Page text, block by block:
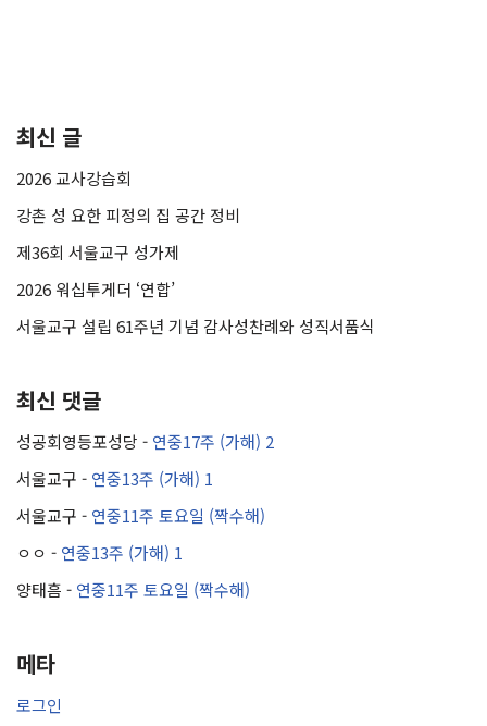
최신 글
2026 교사강습회
강촌 성 요한 피정의 집 공간 정비
제36회 서울교구 성가제
2026 워십투게더 ‘연합’
서울교구 설립 61주년 기념 감사성찬례와 성직서품식
최신 댓글
성공회영등포성당 - 연중17주 (가해) 2
서울교구 - 연중13주 (가해) 1
서울교구 - 연중11주 토요일 (짝수해)
ㅇㅇ - 연중13주 (가해) 1
양태흠 - 연중11주 토요일 (짝수해)
메타
로그인